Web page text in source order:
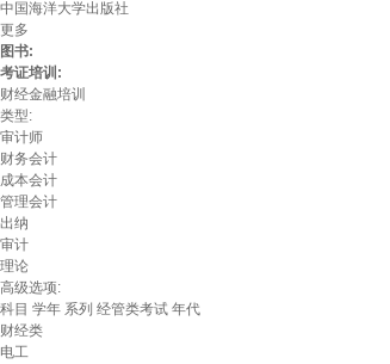
中国海洋大学出版社
更多
图书:
考证培训:
财经金融培训
类型:
审计师
财务会计
成本会计
管理会计
出纳
审计
理论
高级选项:
科目 学年 系列 经管类考试 年代
财经类
电工